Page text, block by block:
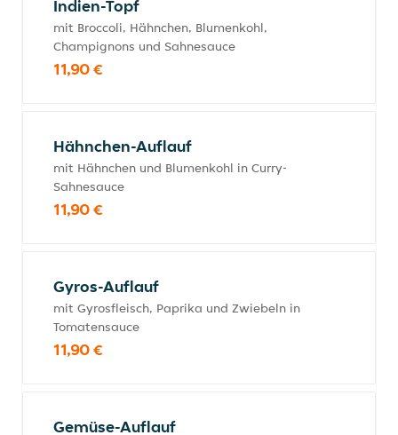
Indien-Topf
mit Broccoli, Hähnchen, Blumenkohl,
Champignons und Sahnesauce
11,90 €
Hähnchen-Auflauf
mit Hähnchen und Blumenkohl in Curry-
Sahnesauce
11,90 €
Gyros-Auflauf
mit Gyrosfleisch, Paprika und Zwiebeln in
Tomatensauce
11,90 €
Gemüse-Auflauf